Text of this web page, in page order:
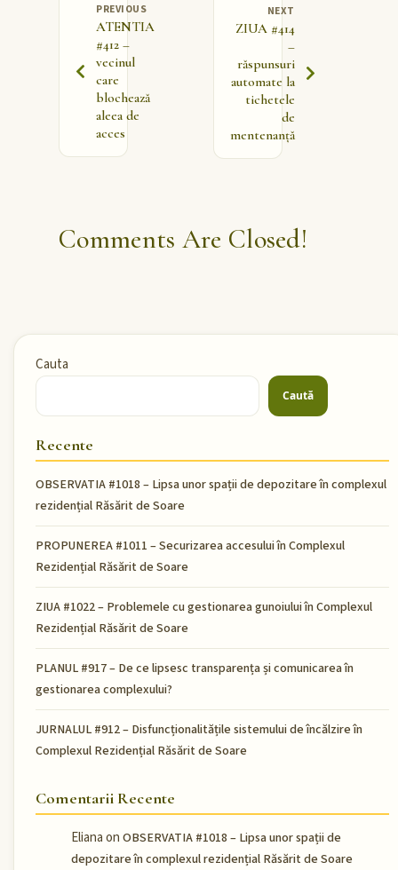
PREVIOUS
ATENTIA
#412 –
vecinul
care
blochează
aleea de
acces
NEXT
ZIUA #414
–
răspunsuri
automate la
tichetele
de
mentenanță
Comments Are Closed!
Cauta
Caută
Recente
OBSERVATIA #1018 – Lipsa unor spații de depozitare în complexul
rezidențial Răsărit de Soare
PROPUNEREA #1011 – Securizarea accesului în Complexul
Rezidențial Răsărit de Soare
ZIUA #1022 – Problemele cu gestionarea gunoiului în Complexul
Rezidențial Răsărit de Soare
PLANUL #917 – De ce lipsesc transparența și comunicarea în
gestionarea complexului?
JURNALUL #912 – Disfuncționalitățile sistemului de încălzire în
Complexul Rezidențial Răsărit de Soare
Comentarii Recente
Elianaon OBSERVATIA #1018 – Lipsa unor spații de
depozitare în complexul rezidențial Răsărit de Soare